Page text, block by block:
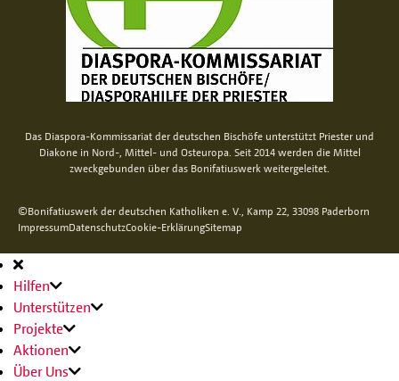
Das Diaspora-Kommissariat der deutschen Bischöfe unterstützt Priester und
Diakone in Nord-, Mittel- und Osteuropa. Seit 2014 werden die Mittel
zweckgebunden über das Bonifatiuswerk weitergeleitet.
©Bonifatiuswerk der deutschen Katholiken e. V., Kamp 22, 33098 Paderborn
ImpressumDatenschutzCookie-ErklärungSitemap
Hauptnavigation
Hilfen
Unterstützen
Projekte
Aktionen
Über Uns